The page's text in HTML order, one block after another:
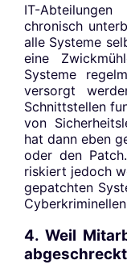
IT-
chronisch
alle Systeme
eine
Systeme
versorgt
Schnittstellen
von
hat dann eben
oder den
riskiert jedoch
gepatchten
4. Weil